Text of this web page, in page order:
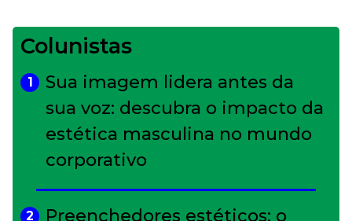
Colunistas
1
Sua imagem lidera antes da
sua voz: descubra o impacto da
estética masculina no mundo
corporativo
2
Preenchedores estéticos: o